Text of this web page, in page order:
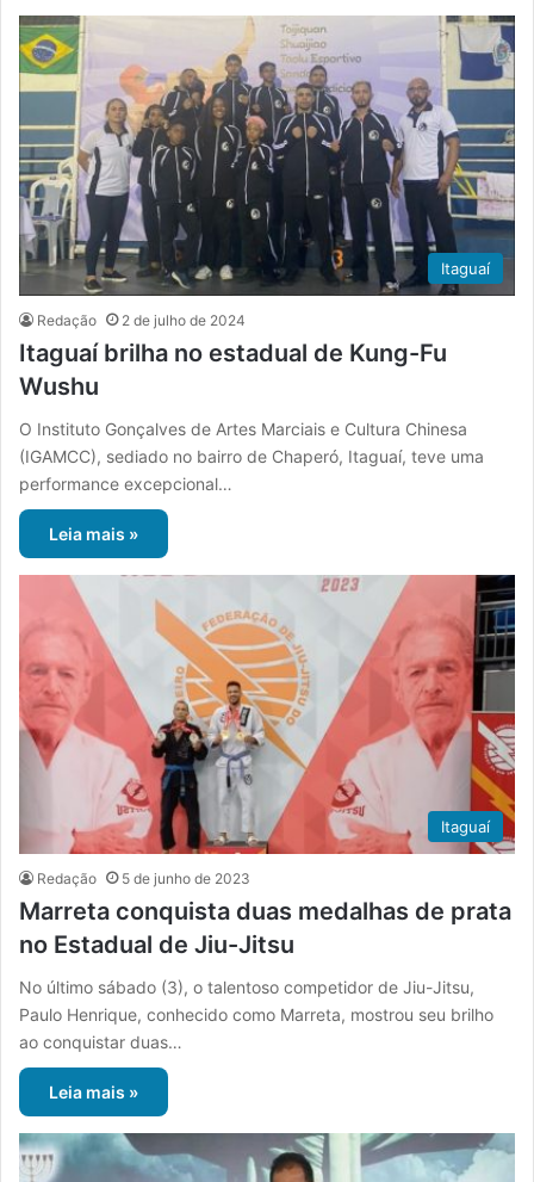
Itaguaí
Redação 2 de julho de 2024
Itaguaí brilha no estadual de Kung-Fu
Wushu
O Instituto Gonçalves de Artes Marciais e Cultura Chinesa
(IGAMCC), sediado no bairro de Chaperó, Itaguaí, teve uma
performance excepcional…
Leia mais »
Itaguaí
Redação 5 de junho de 2023
Marreta conquista duas medalhas de prata
no Estadual de Jiu-Jitsu
No último sábado (3), o talentoso competidor de Jiu-Jitsu,
Paulo Henrique, conhecido como Marreta, mostrou seu brilho
ao conquistar duas…
Leia mais »